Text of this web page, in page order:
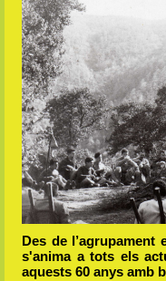
Des de l’agrupament
s'anima a tots els
aquests 60 anys amb